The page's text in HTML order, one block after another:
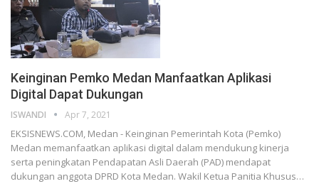
Keinginan Pemko Medan Manfaatkan Aplikasi
Digital Dapat Dukungan
ISWANDI Apr 7, 2021
EKSISNEWS.COM, Medan - Keinginan Pemerintah Kota (Pemko)
Medan memanfaatkan aplikasi digital dalam mendukung kinerja
serta peningkatan Pendapatan Asli Daerah (PAD) mendapat
dukungan anggota DPRD Kota Medan. Wakil Ketua Panitia Khusus…